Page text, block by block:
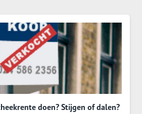
doen? Stijgen of dalen?